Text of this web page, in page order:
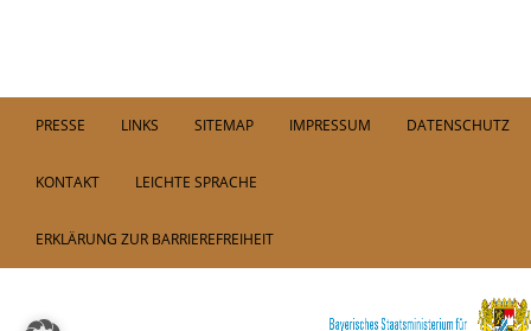
PRESSE LINKS SITEMAP IMPRESSUM DATENSCHUTZ
KONTAKT LEICHTE SPRACHE
ERKLÄRUNG ZUR BARRIEREFREIHEIT